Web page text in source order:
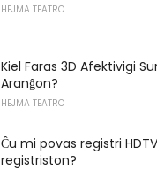
HEJMA TEATRO
Kiel Faras 3D Afektivigi
Aranĝon?
HEJMA TEATRO
Ĉu mi povas registri
registriston?